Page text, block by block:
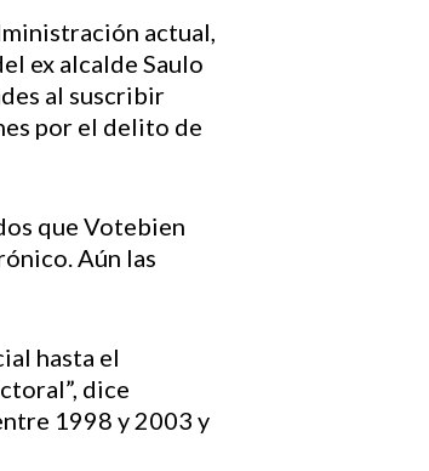
actual,
ex alcalde Saulo
al suscribir
por el delito de
que Votebien
Aún las
hasta el
dice
1998 y 2003 y